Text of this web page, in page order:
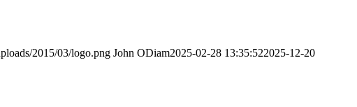
2015/03/logo.png John ODiam2025-02-28 13:35:522025-12-20